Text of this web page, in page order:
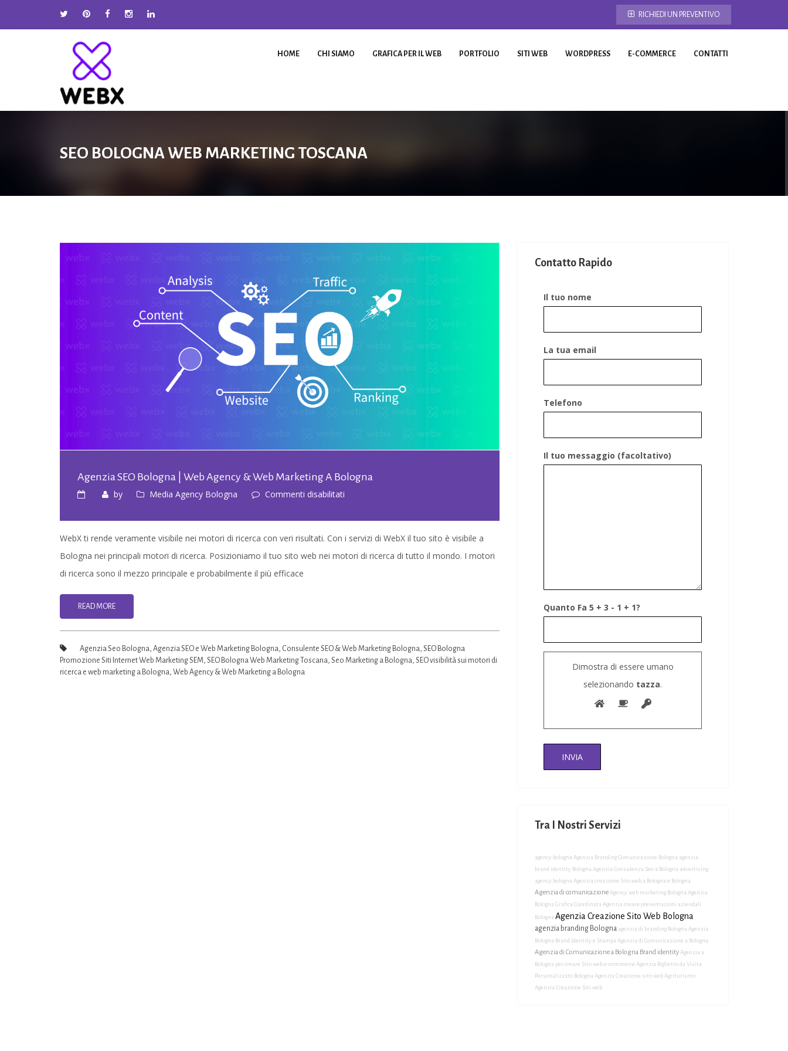
RICHIEDI UN PREVENTIVO
HOME CHI SIAMO GRAFICA PER IL WEB PORTFOLIO SITI WEB WORDPRESS E-COMMERCE CONTATTI
SEO BOLOGNA WEB MARKETING TOSCANA
Agenzia SEO Bologna | Web Agency & Web Marketing A Bologna
by Media Agency Bologna Commenti disabilitati
Web
Marketing
WebX ti rende veramente visibile nei motori di ricerca con veri risultati. Con i servizi di WebX il tuo sito è visibile a
Bologna nei principali motori di ricerca. Posizioniamo il tuo sito web nei motori di ricerca di tutto il mondo. I motori
di ricerca sono il mezzo principale e probabilmente il più efficace
READ MORE
Agenzia Seo Bologna , Agenzia SEO e Web Marketing Bologna , Consulente SEO & Web Marketing Bologna , SEO Bologna
Promozione Siti Internet Web Marketing SEM , SEO Bologna Web Marketing Toscana , Seo Marketing a Bologna , SEO visibilità sui motori di
ricerca e web marketing a Bologna , Web Agency & Web Marketing a Bologna
Contatto Rapido
Il tuo nome
La tua email
Telefono
Il tuo messaggio (facoltativo)
Quanto Fa 5 + 3 - 1 + 1?
Dimostra di essere umano
selezionando tazza.
Tra I Nostri Servizi
agency bologna Agenzia Branding Comunicazione Bologna agenzia
brand identity Bologna Agenzia Consulenza Seo a Bologna advertising
agency bologna Agenzia creazione Sito web a Bologna e Bologna
Agenzia di comunicazione Agency web marketing Bologna Agenzia
Bologna Grafica Coordinata Agenzia creare presentazioni aziendali
Bologna Agenzia Creazione Sito Web Bologna
agenzia branding Bologna agenzia di branding Bologna Agenzia
Bologna Brand Identity e Stampa Agenzia di Comunicazione a Bologna
Agenzia di Comunicazione a Bologna Brand identity Agenzia a
Bologna per creare Sito web e-commerce Agenzia Biglietto da Visita
Personalizzato Bologna Agenzia Creazione sito web Agriturismo
Agenzia Creazione Siti web